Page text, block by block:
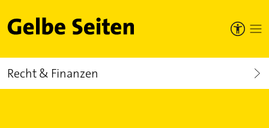
Gelbe Seiten
Recht & Finanzen